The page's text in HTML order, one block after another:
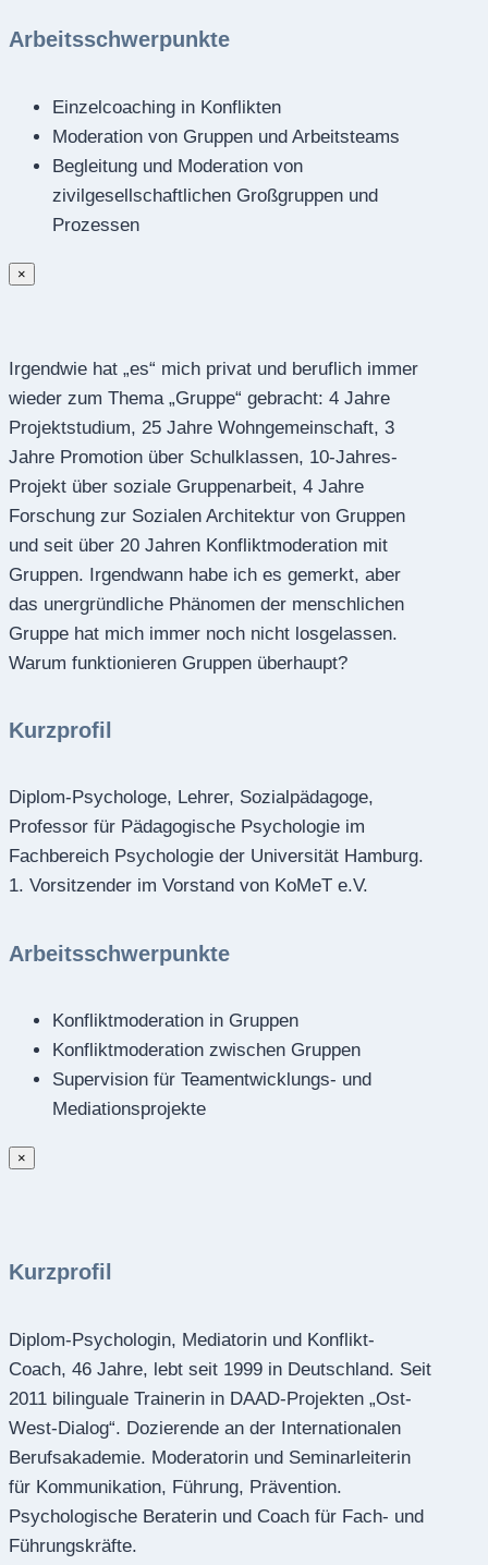
Arbeitsschwerpunkte
Einzelcoaching in Konflikten
Moderation von Gruppen und Arbeitsteams
Begleitung und Moderation von
zivilgesellschaftlichen Großgruppen und
Prozessen
×
Irgendwie hat „es“ mich privat und beruflich immer
wieder zum Thema „Gruppe“ gebracht: 4 Jahre
Projektstudium, 25 Jahre Wohngemeinschaft, 3
Jahre Promotion über Schulklassen, 10-Jahres-
Projekt über soziale Gruppenarbeit, 4 Jahre
Forschung zur Sozialen Architektur von Gruppen
und seit über 20 Jahren Konfliktmoderation mit
Gruppen. Irgendwann habe ich es gemerkt, aber
das unergründliche Phänomen der menschlichen
Gruppe hat mich immer noch nicht losgelassen.
Warum funktionieren Gruppen überhaupt?
Kurzprofil
Diplom-Psychologe, Lehrer, Sozialpädagoge,
Professor für Pädagogische Psychologie im
Fachbereich Psychologie der Universität Hamburg.
1. Vorsitzender im Vorstand von KoMeT e.V.
Arbeitsschwerpunkte
Konfliktmoderation in Gruppen
Konfliktmoderation zwischen Gruppen
Supervision für Teamentwicklungs- und
Mediationsprojekte
×
Kurzprofil
Diplom-Psychologin, Mediatorin und Konflikt-
Coach, 46 Jahre, lebt seit 1999 in Deutschland. Seit
2011 bilinguale Trainerin in DAAD-Projekten „Ost-
West-Dialog“. Dozierende an der Internationalen
Berufsakademie. Moderatorin und Seminarleiterin
für Kommunikation, Führung, Prävention.
Psychologische Beraterin und Coach für Fach- und
Führungskräfte.